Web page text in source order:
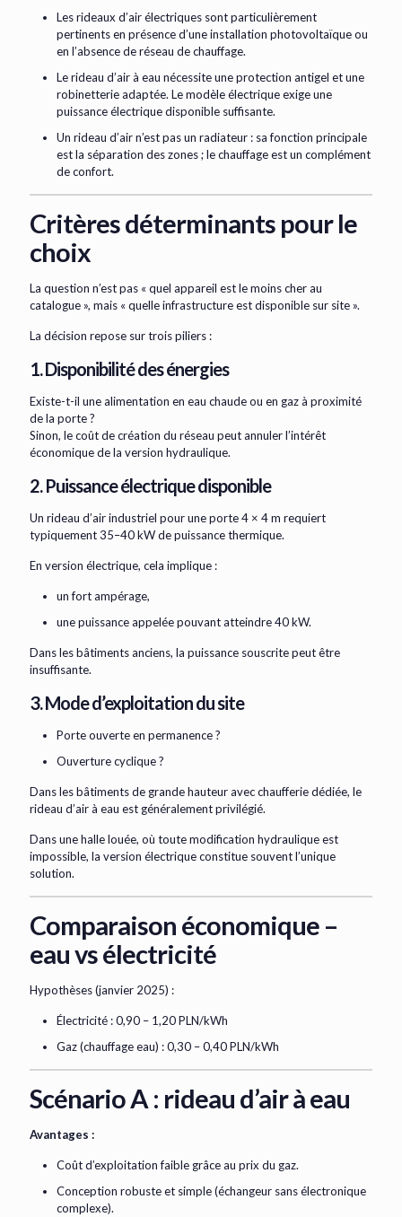
Les rideaux d’air électriques sont particulièrement
pertinents en présence d’une installation photovoltaïque ou
en l’absence de réseau de chauffage.
Le rideau d’air à eau nécessite une protection antigel et une
robinetterie adaptée. Le modèle électrique exige une
puissance électrique disponible suffisante.
Un rideau d’air n’est pas un radiateur : sa fonction principale
est la séparation des zones ; le chauffage est un complément
de confort.
Critères déterminants pour le
choix
La question n’est pas « quel appareil est le moins cher au
catalogue », mais « quelle infrastructure est disponible sur site ».
La décision repose sur trois piliers :
1. Disponibilité des énergies
Existe-t-il une alimentation en eau chaude ou en gaz à proximité
de la porte ?
Sinon, le coût de création du réseau peut annuler l’intérêt
économique de la version hydraulique.
2. Puissance électrique disponible
Un rideau d’air industriel pour une porte 4 × 4 m requiert
typiquement 35–40 kW de puissance thermique.
En version électrique, cela implique :
un fort ampérage,
une puissance appelée pouvant atteindre 40 kW.
Dans les bâtiments anciens, la puissance souscrite peut être
insuffisante.
3. Mode d’exploitation du site
Porte ouverte en permanence ?
Ouverture cyclique ?
Dans les bâtiments de grande hauteur avec chaufferie dédiée, le
rideau d’air à eau est généralement privilégié.
Dans une halle louée, où toute modification hydraulique est
impossible, la version électrique constitue souvent l’unique
solution.
Comparaison économique –
eau vs électricité
Hypothèses (janvier 2025) :
Électricité : 0,90 – 1,20 PLN/kWh
Gaz (chauffage eau) : 0,30 – 0,40 PLN/kWh
Scénario A : rideau d’air à eau
Avantages :
Coût d’exploitation faible grâce au prix du gaz.
Conception robuste et simple (échangeur sans électronique
complexe).